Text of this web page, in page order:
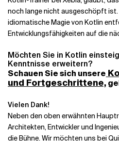
noch lange nicht ausgeschöpft ist.
idiomatische Magie von Kotlin
Entwicklungsfähigkeiten auf die
Möchten Sie in Kotlin
Kenntnisse erweitern?
Schauen Sie sich unsere
und Fortgeschrittene,
Vielen Dank!
Neben den oben erwähnten
Architekten, Entwickler und
die Bühne. Wir möchten uns bei